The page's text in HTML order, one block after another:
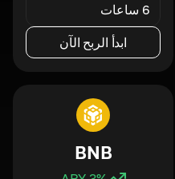
6 ساعات
ابدأ الربح الآن
BNB